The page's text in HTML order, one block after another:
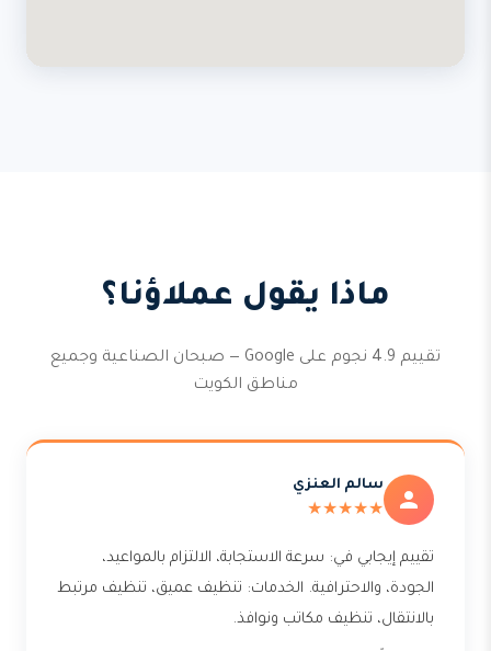
ماذا يقول عملاؤنا؟
تقييم 4.9 نجوم على Google — صبحان الصناعية وجميع
مناطق الكويت
سالم العنزي
★★★★★
تقييم إيجابي في: سرعة الاستجابة، الالتزام بالمواعيد،
الجودة، والاحترافية. الخدمات: تنظيف عميق، تنظيف مرتبط
بالانتقال، تنظيف مكاتب ونوافذ.